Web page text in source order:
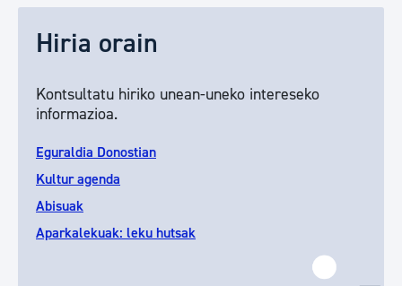
Hiria orain
Kontsultatu hiriko unean-uneko intereseko
informazioa.
Eguraldia Donostian
Kultur agenda
Abisuak
Aparkalekuak: leku hutsak